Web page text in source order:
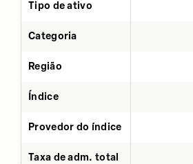
Tipo de ativo
Categoria
Região
Índice
Provedor do índice
Taxa de adm. total